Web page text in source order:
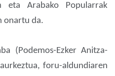
eta Arabako Popularrak
onartu da.
(Podemos-Ezker Anitza-
foru-aldundiaren